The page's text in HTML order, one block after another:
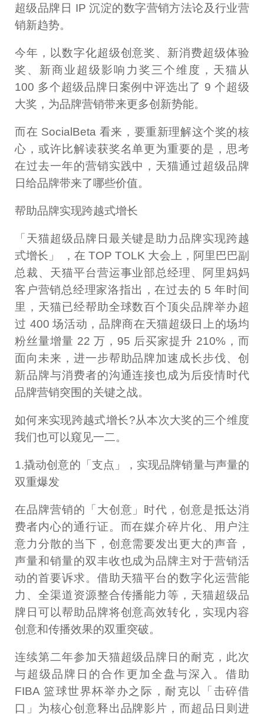
超级品牌日 IP 沉淀的数字营销方法论及行业营
销新趋势。
今年，以数字化超级创意奖、新消费超级体验
奖、新商业超级影响力奖三个维度，天猫从
100 多个超级品牌日案例中评选出了 9 个超级
大奖，为品牌营销带来更多创新势能。
而在 SocialBeta 看来，要重新理解这个奖的核
心，或许比解读获奖名单更为重要的是，思考
在过去一年的营销实践中，天猫通过超级品牌
日给品牌带来了哪些价值。
帮助品牌实现跨越式增长
「天猫超级品牌日最关键是助力品牌实现跨越
式增长」 ，在 TOP TOLK 大会上，阿里巴巴副
总裁、天猫平台营运事业部总经理、阿里妈妈
客户营销总经理家洛指出，在过去的 5 年时间
里，天猫已经帮助全球数百个顶尖品牌举办超
过 400 场活动，品牌商在天猫超级日上的场均
粉丝量增量 22 万，95 后买家提升 210%，而
面向未来，进一步帮助品牌加速成长步伐、创
新品牌与消费者的沟通连接也成为后疫情时代
品牌营销突围的关键之战。
如何来实现跨越式增长?从本次大奖的三个维度
我们也可以窥见一二。
1.撬动创意的「支点」，实现品牌销量与声量的
双重爆发
在品牌营销的「大创意」时代，创意是抵达消
费者内心的通行证。而在媒介碎片化、用户注
意力分散的当下，创意需要发出更大的声音，
声量和销量的双丰收也成为品牌主对于营销活
动的首要诉求。借助天猫平台的数字化运营能
力、全渠道资源整合传播能力等，天猫超级品
牌日可以帮助品牌将创意高效转化，实现内容
创意和传播效果的双重突破。
连续第二年参加天猫超级品牌日的耐克，此次
与超级品牌日的合作更加全盘与深入。借助
FIBA 篮球世界杯举办之际，耐克以「击碎借
口」为核心创意释出品牌影片，而超品日则进